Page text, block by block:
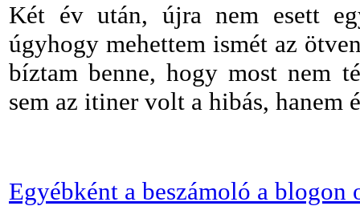
Két év után, újra nem esett
úgyhogy mehettem ismét az
bíztam benne, hogy most nem
sem az itiner volt a hibás, hanem
Egyébként a beszámoló a blogon